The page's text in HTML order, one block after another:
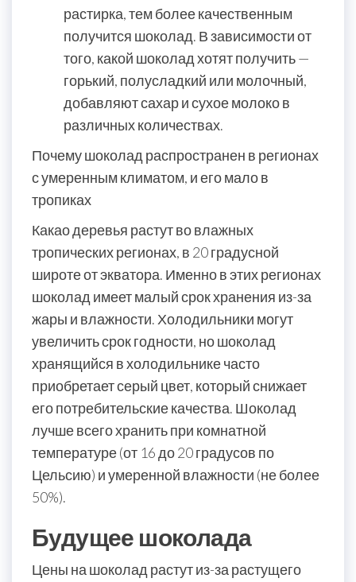
растирка, тем более качественным
получится шоколад. В зависимости от
того, какой шоколад хотят получить —
горький, полусладкий или молочный,
добавляют сахар и сухое молоко в
различных количествах.
Почему шоколад распространен в регионах
с умеренным климатом, и его мало в
тропиках
Какао деревья растут во влажных
тропических регионах, в 20 градусной
широте от экватора. Именно в этих регионах
шоколад имеет малый срок хранения из-за
жары и влажности. Холодильники могут
увеличить срок годности, но шоколад
хранящийся в холодильнике часто
приобретает серый цвет, который снижает
его потребительские качества. Шоколад
лучше всего хранить при комнатной
температуре (от 16 до 20 градусов по
Цельсию) и умеренной влажности (не более
50%).
Будущее шоколада
Цены на шоколад растут из-за растущего